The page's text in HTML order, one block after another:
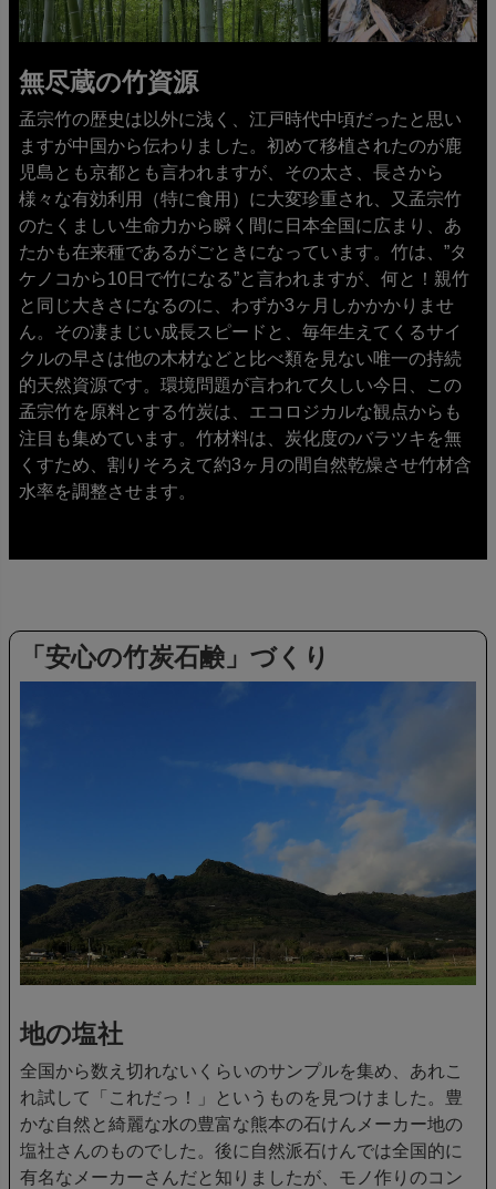
無尽蔵の竹資源
孟宗竹の歴史は以外に浅く、江戸時代中頃だったと思い
ますが中国から伝わりました。初めて移植されたのが鹿
児島とも京都とも言われますが、その太さ、長さから
様々な有効利用（特に食用）に大変珍重され、又孟宗竹
のたくましい生命力から瞬く間に日本全国に広まり、あ
たかも在来種であるがごときになっています。竹は、”タ
ケノコから10日で竹になる”と言われますが、何と！親竹
と同じ大きさになるのに、わずか3ヶ月しかかかりませ
ん。その凄まじい成長スピードと、毎年生えてくるサイ
クルの早さは他の木材などと比べ類を見ない唯一の持続
的天然資源です。環境問題が言われて久しい今日、この
孟宗竹を原料とする竹炭は、エコロジカルな観点からも
注目も集めています。竹材料は、炭化度のバラツキを無
くすため、割りそろえて約3ヶ月の間自然乾燥させ竹材含
水率を調整させます。
「安心の竹炭石鹸」づくり
地の塩社
全国から数え切れないくらいのサンプルを集め、あれこ
れ試して「これだっ！」というものを見つけました。豊
かな自然と綺麗な水の豊富な熊本の石けんメーカー地の
塩社さんのものでした。後に自然派石けんでは全国的に
有名なメーカーさんだと知りましたが、モノ作りのコン